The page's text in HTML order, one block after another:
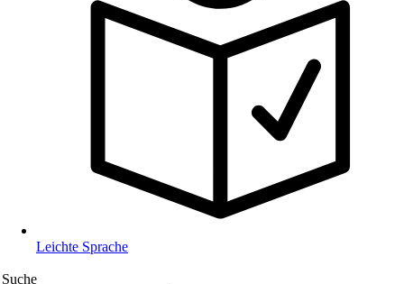
Leichte Sprache
Suche